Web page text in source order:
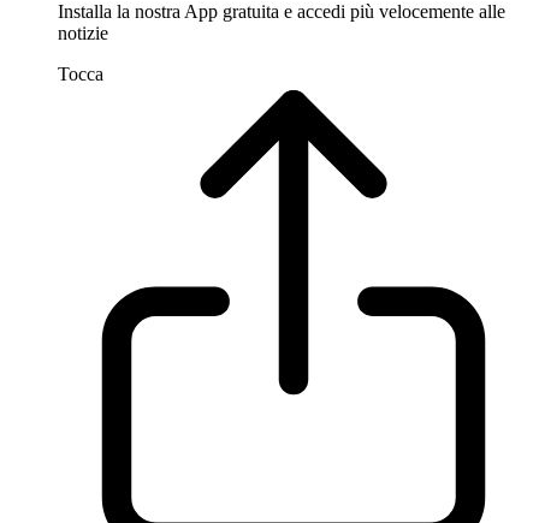
Installa la nostra App gratuita e accedi più velocemente alle
notizie
Tocca